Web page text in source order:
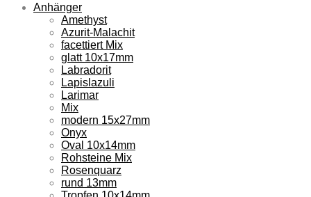
Anhänger
Amethyst
Azurit-Malachit
facettiert Mix
glatt 10x17mm
Labradorit
Lapislazuli
Larimar
Mix
modern 15x27mm
Onyx
Oval 10x14mm
Rohsteine Mix
Rosenquarz
rund 13mm